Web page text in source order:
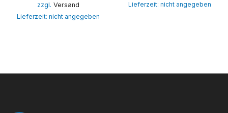
zzgl. Versand
Lieferzeit: nicht angegeben
Lieferzeit: nicht angegeben